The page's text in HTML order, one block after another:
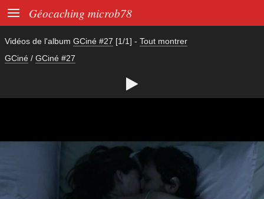
 Géocaching microb78
Vidéos de l'album GCiné #27 [1/1] - Tout montrer
GCiné / GCiné #27
